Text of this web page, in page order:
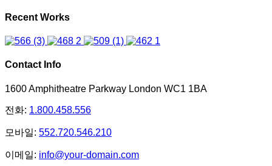
Recent Works
Contact Info
1600 Amphitheatre Parkway London WC1 1BA
전화: 1.800.458.556
모바일: 552.720.546.210
이메일: info@your-domain.com